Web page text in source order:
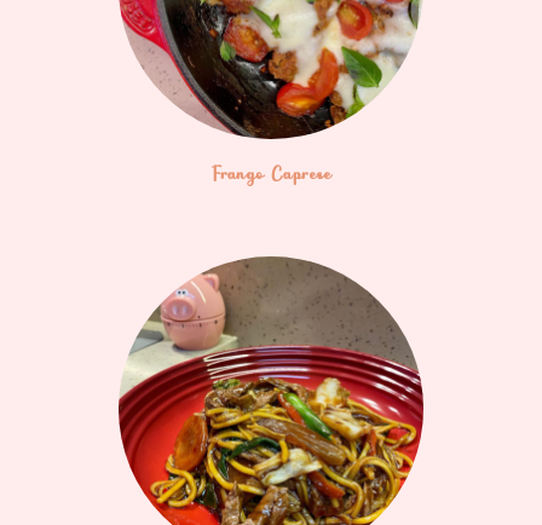
Frango Caprese